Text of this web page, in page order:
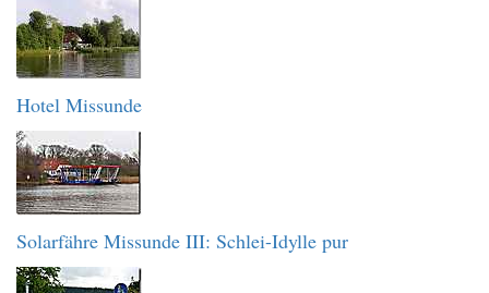
Hotel Missunde
Solarfähre Missunde III: Schlei-Idylle pur